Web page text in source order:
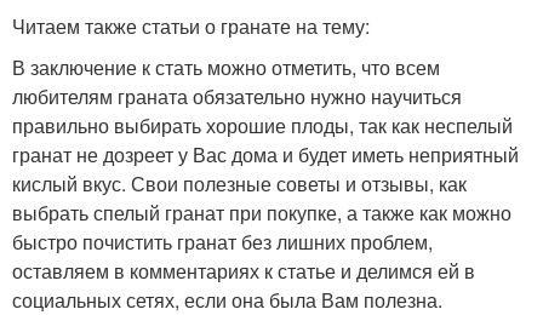
Читаем также статьи о гранате на тему:
В заключение к стать можно отметить, что всем
любителям граната обязательно нужно научиться
правильно выбирать хорошие плоды, так как неспелый
гранат не дозреет у Вас дома и будет иметь неприятный
кислый вкус. Свои полезные советы и отзывы, как
выбрать спелый гранат при покупке, а также как можно
быстро почистить гранат без лишних проблем,
оставляем в комментариях к статье и делимся ей в
социальных сетях, если она была Вам полезна.